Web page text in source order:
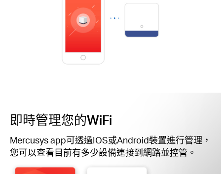
即時管理您的WiFi
Mercusys app可透過IOS或Android裝置進行管理，
您可以查看目前有多少設備連接到網路並控管。